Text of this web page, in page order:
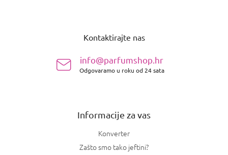
Kontaktirajte nas
info@parfumshop.hr
Odgovaramo u roku od 24 sata
Informacije za vas
Konverter
Zašto smo tako jeftini?